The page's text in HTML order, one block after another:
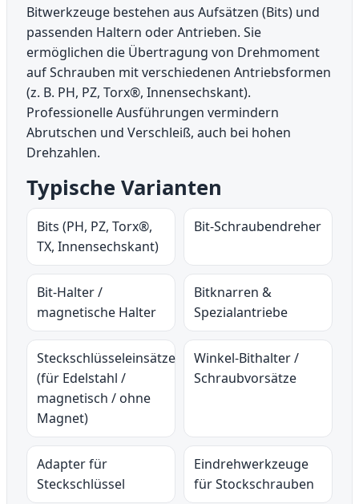
Bitwerkzeuge bestehen aus Aufsätzen (Bits) und
passenden Haltern oder Antrieben. Sie
ermöglichen die Übertragung von Drehmoment
auf Schrauben mit verschiedenen Antriebsformen
(z. B. PH, PZ, Torx®, Innensechskant).
Professionelle Ausführungen vermindern
Abrutschen und Verschleiß, auch bei hohen
Drehzahlen.
Typische Varianten
Bits (PH, PZ, Torx®,
TX, Innensechskant)
Bit-Schraubendreher
Bit-Halter /
magnetische Halter
Bitknarren &
Spezialantriebe
Steckschlüsseleinsätze
(für Edelstahl /
magnetisch / ohne
Magnet)
Winkel-Bithalter /
Schraubvorsätze
Adapter für
Steckschlüssel
Eindrehwerkzeuge
für Stockschrauben